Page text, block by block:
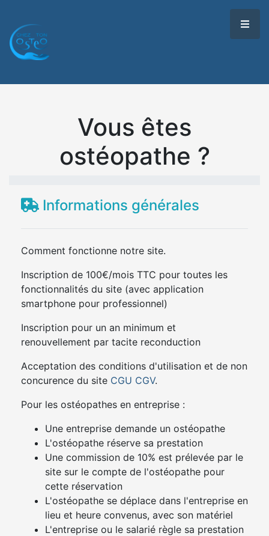
Vous êtes
ostéopathe ?
Informations générales
Comment fonctionne notre site.
Inscription de 100€/mois TTC pour toutes les
fonctionnalités du site (avec application
smartphone pour professionnel)
Inscription pour un an minimum et
renouvellement par tacite reconduction
Acceptation des conditions d'utilisation et de non
concurence du site CGU CGV.
Pour les ostéopathes en entreprise :
Une entreprise demande un ostéopathe
L'ostéopathe réserve sa prestation
Une commission de 10% est prélevée par le
site sur le compte de l'ostéopathe pour
cette réservation
L'ostéopathe se déplace dans l'entreprise en
lieu et heure convenus, avec son matériel
L'entreprise ou le salarié règle sa prestation